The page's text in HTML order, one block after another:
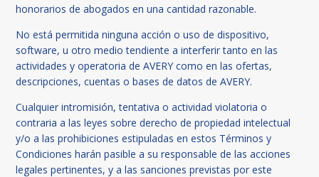
honorarios de abogados en una cantidad razonable.
No está permitida ninguna acción o uso de dispositivo,
software, u otro medio tendiente a interferir tanto en las
actividades y operatoria de AVERY como en las ofertas,
descripciones, cuentas o bases de datos de AVERY.
Cualquier intromisión, tentativa o actividad violatoria o
contraria a las leyes sobre derecho de propiedad intelectual
y/o a las prohibiciones estipuladas en estos Términos y
Condiciones harán pasible a su responsable de las acciones
legales pertinentes, y a las sanciones previstas por este